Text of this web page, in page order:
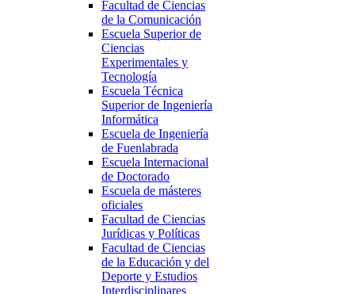
Facultad de Ciencias
de la Comunicación
Escuela Superior de
Ciencias
Experimentales y
Tecnología
Escuela Técnica
Superior de Ingeniería
Informática
Escuela de Ingeniería
de Fuenlabrada
Escuela Internacional
de Doctorado
Escuela de másteres
oficiales
Facultad de Ciencias
Jurídicas y Políticas
Facultad de Ciencias
de la Educación y del
Deporte y Estudios
Interdisciplinares